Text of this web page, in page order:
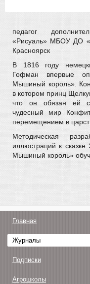
педагог
«Рисуаль» МБОУ ДО
Красноярск
В 1816 году
Гофман впервые
Мышиный король».
в котором принц
что он обязан ей
чудесный мир
перемещением в
Методическая
иллюстраций к
Мышиный король»
Главная
Журналы
Подписки
Агрошколы